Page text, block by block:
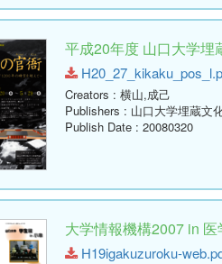
平成20年度 山口大学
Creators : 横山,成己
Publishers : 山口大学埋蔵文
Publish Date : 20080320
大学情報機構2007 in
H19igakuzuroku-